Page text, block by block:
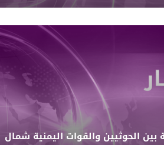
بين الحوثيين والقوات اليمنية شمال